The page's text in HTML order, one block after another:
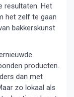
resultaten. Het
het zelf te gaan
bakkerskunst
producten.
dan met
zo lokaal als